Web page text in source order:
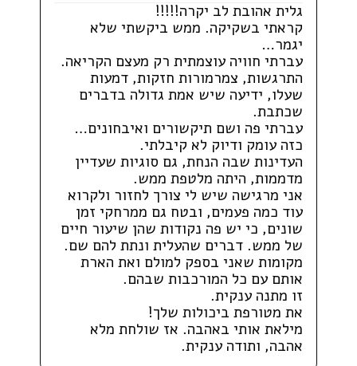
גלית אהובת לב יקרה!!!!!
קראתי בשקיקה. ממש ביקשתי שלא
יגמר…
עברתי חוויה עוצמתית רק מעצם הקריאה.
התרגשות, צמרמורות חזקות, דמעות
שעלו, ידיעה שיש אמת גדולה בדברים
שכתבת.
עברתי פה ושם תיקשורים ואיבחונים…
כזה עומק ודיוק לא קיבלתי.
העדינות שבה הנחת, גם סוגיות שעדיין
מדממות, היתה מלטפת ממש.
אני מרגישה שיש לי צורך לחזור ולקרוא
עוד כמה פעמים, ובטח גם ממרחקי זמן
שונים, כי יש פה נקודות שהן שיעור חיים
של ממש. דברים שהעלית ונתת להם שם.
מקומות שאני בספק למולם ואת הארת
אותם עם כל המורכבות שבהם.
זו מתנה ענקית.
את מטורפת ביכולות שלך!
מילאת אותי באהבה. אז שולחת מלא
אהבה, ותודה ענקית.